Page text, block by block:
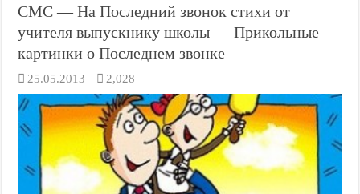
СМС — На Последний звонок стихи от
учителя выпускнику школы — Прикольные
картинки о Последнем звонке
25.05.2013 2,028